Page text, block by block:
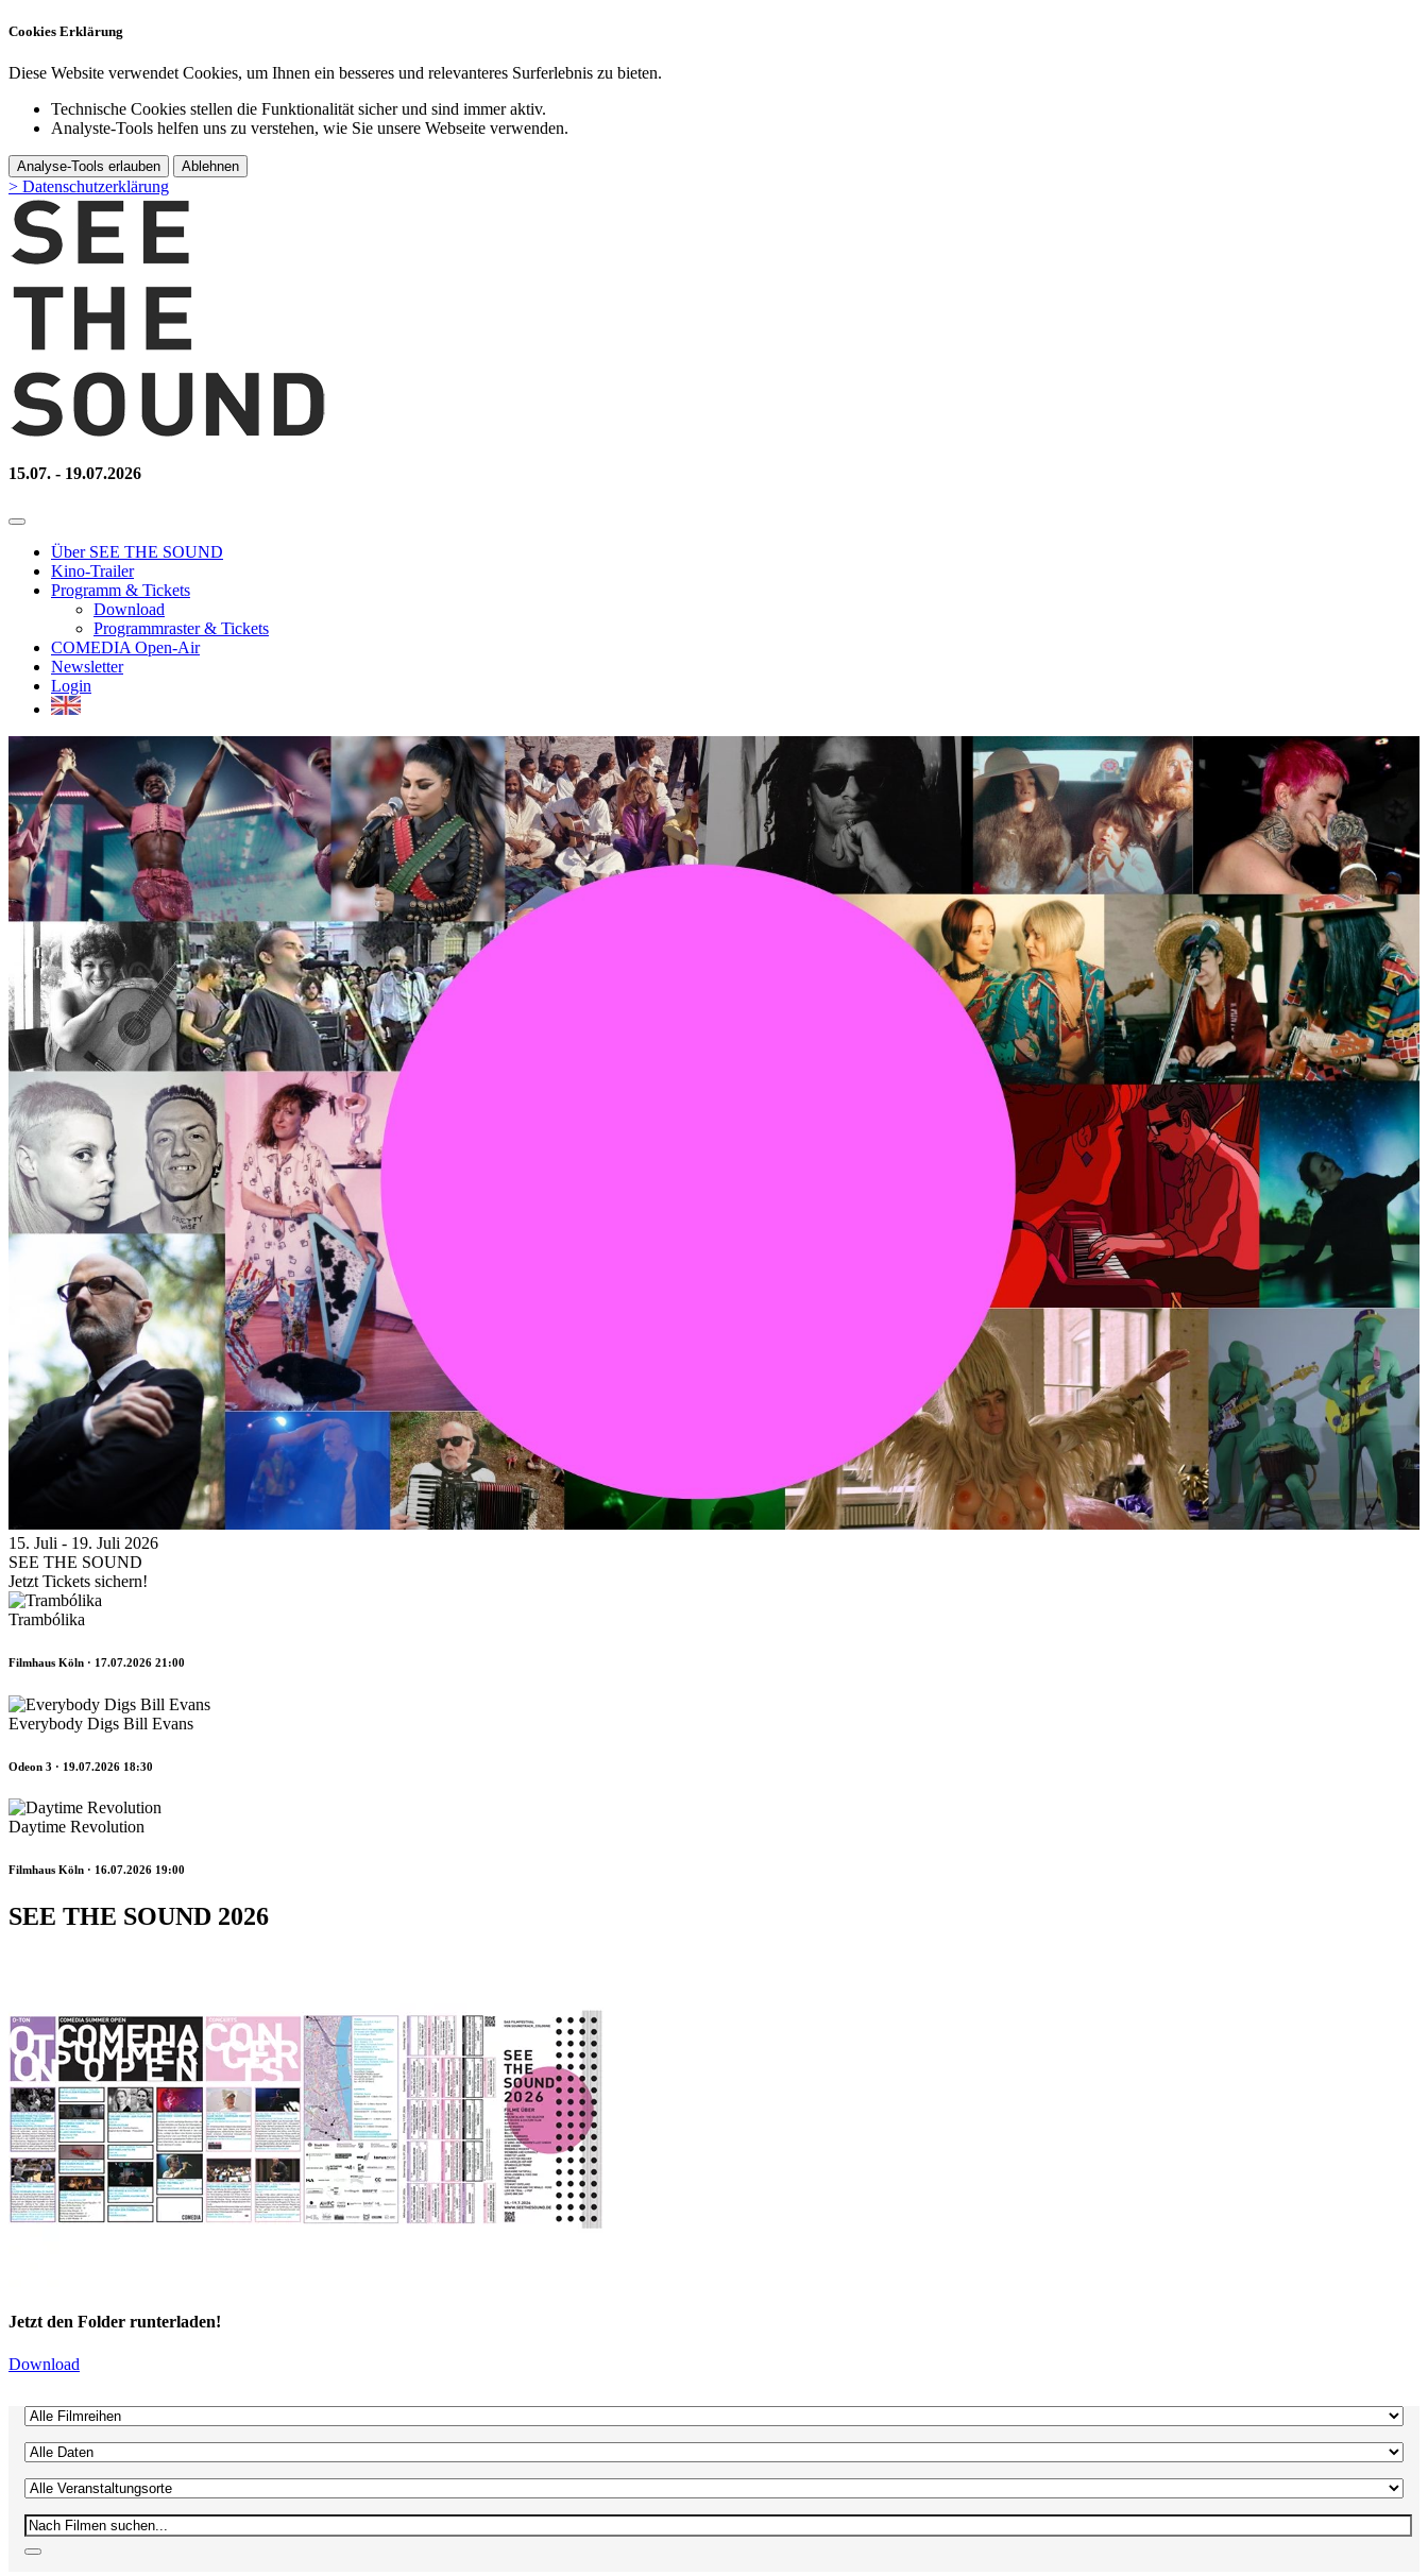
Cookies Erklärung
Diese Website verwendet Cookies, um Ihnen ein besseres und relevanteres Surferlebnis zu bieten.
Technische Cookies stellen die Funktionalität sicher und sind immer aktiv.
Analyste-Tools helfen uns zu verstehen, wie Sie unsere Webseite verwenden.
Analyse-Tools erlauben Ablehnen
> Datenschutzerklärung
15.07. - 19.07.2026
Über SEE THE SOUND
Kino-Trailer
Programm & Tickets
Download
Programmraster & Tickets
COMEDIA Open-Air
Newsletter
Login
15. Juli - 19. Juli 2026
SEE THE SOUND
Jetzt Tickets sichern!
Trambólika
Filmhaus Köln · 17.07.2026 21:00
Everybody Digs Bill Evans
Odeon 3 · 19.07.2026 18:30
Daytime Revolution
Filmhaus Köln · 16.07.2026 19:00
SEE THE SOUND 2026
Jetzt den Folder runterladen!
Download